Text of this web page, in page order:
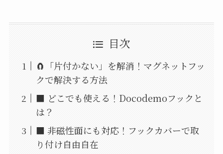
目次
🧲「片付かない」を解消！マグネットフッ
クで解決する方法
■ どこでも使える！Docodemoフックと
は？
■ 非磁性面にも対応！フックカバーで取
り付け自由自在